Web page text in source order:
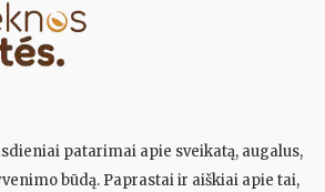
patarimai apie sveikatą, augalus,
būdą. Paprastai ir aiškiai apie tai,